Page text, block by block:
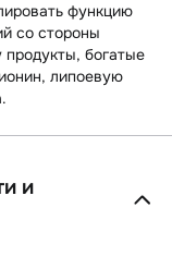
функцию
со стороны
продукты, богатые
липоевую
и